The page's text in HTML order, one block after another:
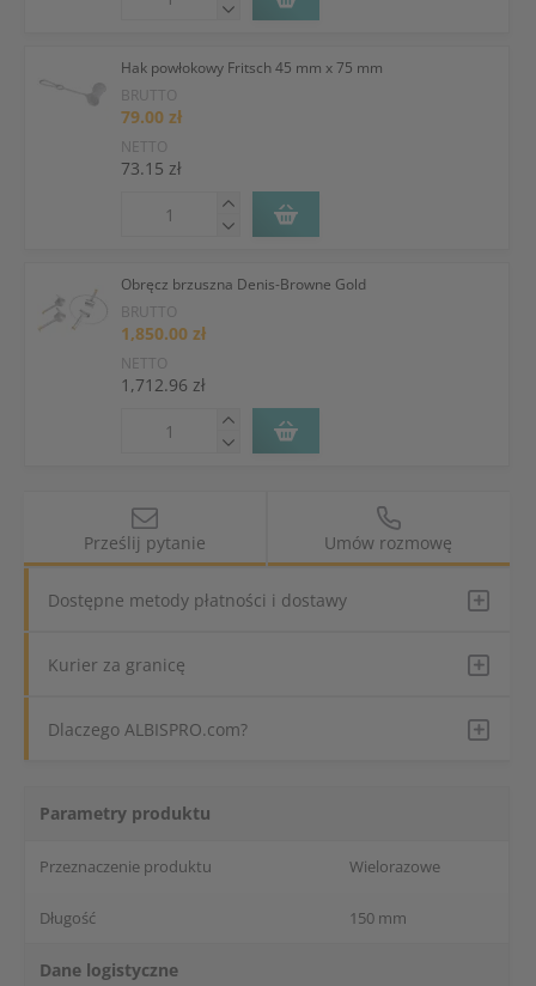
Hak powłokowy Fritsch 45 mm x 75 mm
BRUTTO
79.00 zł
NETTO
73.15 zł
Obręcz brzuszna Denis-Browne Gold
BRUTTO
1,850.00 zł
NETTO
1,712.96 zł
Prześlij pytanie Umów rozmowę
Dostępne metody płatności i dostawy
Kurier za granicę
Dlaczego ALBISPRO.com?
Parametry produktu
Przeznaczenie produktu Wielorazowe
Długość 150 mm
Dane logistyczne